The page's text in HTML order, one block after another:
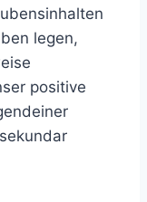
legen,
positive